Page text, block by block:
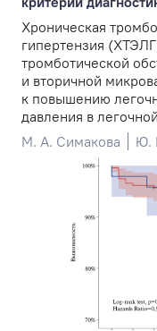
Хроническая
гипертензия
тромботической
и вторичной
к повышению
давления в
М. А. Симакова
Ю.